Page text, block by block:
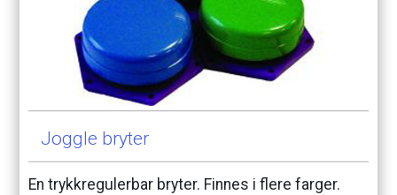
Joggle bryter
En trykkregulerbar bryter. Finnes i flere farger.